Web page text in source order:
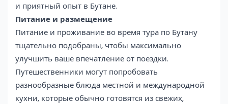
и приятный опыт в Бутане.
Питание и размещение
Питание и проживание во время тура по Бутану
тщательно подобраны, чтобы максимально
улучшить ваше впечатление от поездки.
Путешественники могут попробовать
разнообразные блюда местной и международной
кухни, которые обычно готовятся из свежих,